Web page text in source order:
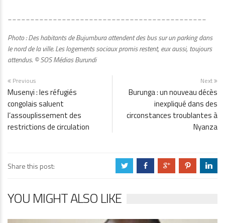
Photo : Des habitants de Bujumbura attendent des bus sur un parking dans
le nord de la ville. Les logements sociaux promis restent, eux aussi, toujours
attendus. © SOS Médias Burundi
Previous
Musenyi : les réfugiés
congolais saluent
l’assouplissement des
restrictions de circulation
Next
Burunga : un nouveau décès
inexpliqué dans des
circonstances troublantes à
Nyanza
Share this post: a b c d j
YOU MIGHT ALSO LIKE